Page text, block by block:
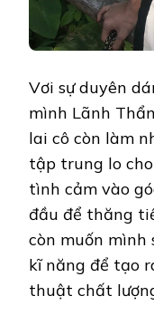
Vơi sự duyên
mình Lãnh
lai cô còn làm
tập trung lo
tình cảm vào
đầu để thăng
còn muốn mình
kĩ năng để tạo
thuật chất